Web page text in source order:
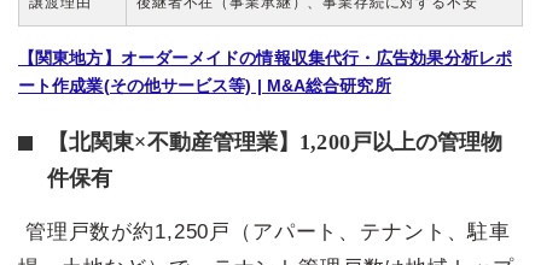
【関東地方】オーダーメイドの情報収集代行・広告効果分析レポ
ート作成業(その他サービス等) | M&A総合研究所
【北関東×不動産管理業】1,200戸以上の管理物
件保有
管理戸数が約1,250戸（アパート、テナント、駐車